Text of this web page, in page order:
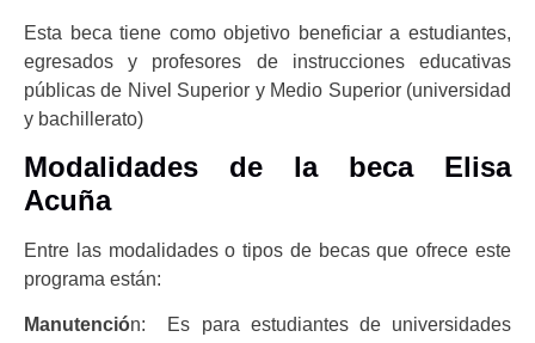
Esta beca tiene como objetivo beneficiar a estudiantes,
egresados y profesores de instrucciones educativas
públicas de Nivel Superior y Medio Superior (universidad
y bachillerato)
Modalidades de la beca Elisa
Acuña
Entre las modalidades o tipos de becas que ofrece este
programa están:
Manutención: Es para estudiantes de universidades